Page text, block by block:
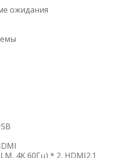
ожидания
4K 60Гц) * 2, HDMI2.1